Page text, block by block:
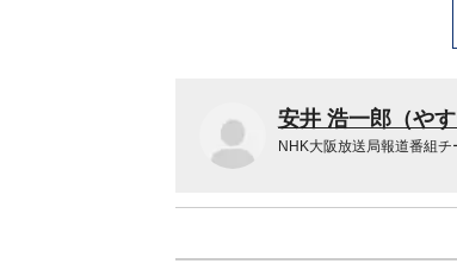
安井 浩一郎（や
NHK大阪放送局報道番組